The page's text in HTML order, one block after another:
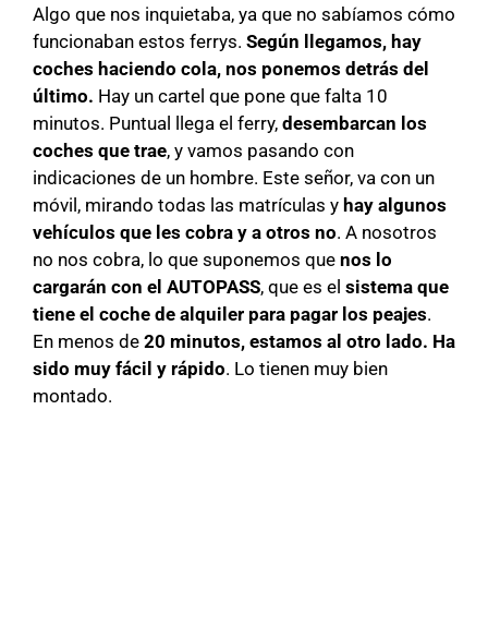
Algo que nos inquietaba, ya que no sabíamos cómo
funcionaban estos ferrys. Según llegamos, hay
coches haciendo cola, nos ponemos detrás del
último. Hay un cartel que pone que falta 10
minutos. Puntual llega el ferry, desembarcan los
coches que trae, y vamos pasando con
indicaciones de un hombre. Este señor, va con un
móvil, mirando todas las matrículas y hay algunos
vehículos que les cobra y a otros no. A nosotros
no nos cobra, lo que suponemos que nos lo
cargarán con el AUTOPASS, que es el sistema que
tiene el coche de alquiler para pagar los peajes.
En menos de 20 minutos, estamos al otro lado. Ha
sido muy fácil y rápido. Lo tienen muy bien
montado.